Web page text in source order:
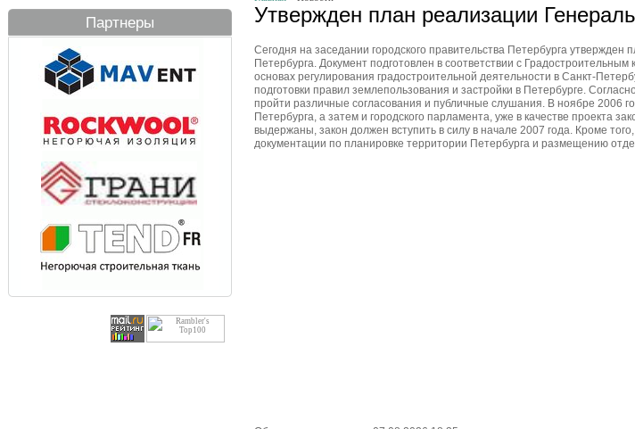
Партнеры Утвержден план реализации
Сегодня на заседании городского правительства Петербурга
Петербурга. Документ подготовлен в соответствии с
основах регулирования градостроительной деятельности в Санкт-
подготовки правил землепользования и застройки в Петербурге.
пройти различные согласования и публичные слушания. В ноябре 2006
Петербурга, а затем и городского парламента, уже в качестве проекта
выдержаны, закон должен вступить в силу в начале 2007 года. Кроме
документации по планировке территории Петербурга и размещению